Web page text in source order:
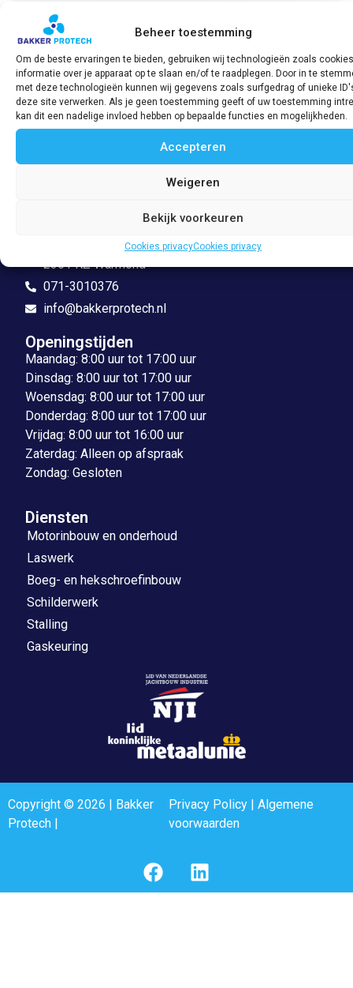
Beheer toestemming
Om de beste ervaringen te bieden, gebruiken wij technologieën zoals
informatie over je apparaat op te slaan en/of te raadplegen. Door in te
met deze technologieën kunnen wij gegevens zoals surfgedrag of unieke
deze site verwerken. Als je geen toestemming geeft of uw toestemming
kan dit een nadelige invloed hebben op bepaalde functies en mogelijkheden.
Accepteren
Weigeren
Bekijk voorkeuren
Cookies privacyCookies privacy
Schroefbladnok / Wing tap block b91m G,
H & 2H
€8,78 incl. BTW
2361 KZ Warmond
071-3010376
info@bakkerprotech.nl
Openingstijden
Maandag: 8:00 uur tot 17:00 uur
Dinsdag: 8:00 uur tot 17:00 uur
Woensdag: 8:00 uur tot 17:00 uur
Donderdag: 8:00 uur tot 17:00 uur
Vrijdag: 8:00 uur tot 16:00 uur
Zaterdag: Alleen op afspraak
Zondag: Gesloten
Diensten
Motorinbouw en onderhoud
Laswerk
Boeg- en hekschroefinbouw
Schilderwerk
Stalling
Gaskeuring
Copyright © 2026 | Bakker
Protech |
Privacy Policy| Algemene
voorwaarden